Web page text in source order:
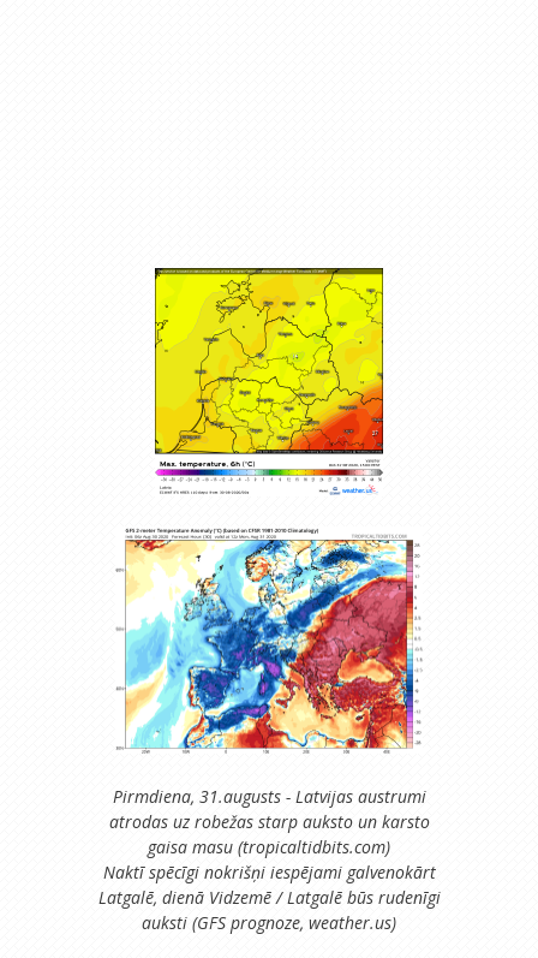
Pirmdiena, 31.augusts - Latvijas austrumi
atrodas uz robežas starp auksto un karsto
gaisa masu (tropicaltidbits.com)
Naktī spēcīgi nokrišņi iespējami galvenokārt
Latgalē, dienā Vidzemē / Latgalē būs rudenīgi
auksti (GFS prognoze, weather.us)